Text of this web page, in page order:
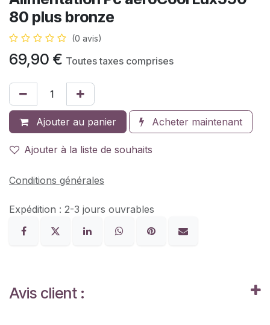
80 plus bronze
(0 avis)
69,90 € Toutes taxes comprises
Ajouter au panier Acheter maintenant
Ajouter à la liste de souhaits
Conditions générales
Expédition : 2-3 jours ouvrables
Avis client :